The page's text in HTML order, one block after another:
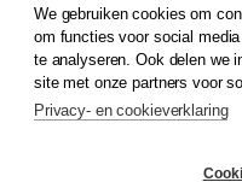
© 2026Koninklijke Boom
Klantenservice
Service & informatie
Contact
We gebruiken cookies om
om functies voor social
te analyseren. Ook delen we
site met onze partners voor
Privacy- en cookieverklaring